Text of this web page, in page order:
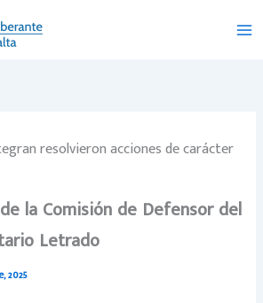
resolvieron acciones de carácter
la Comisión de Defensor del
Letrado
2025